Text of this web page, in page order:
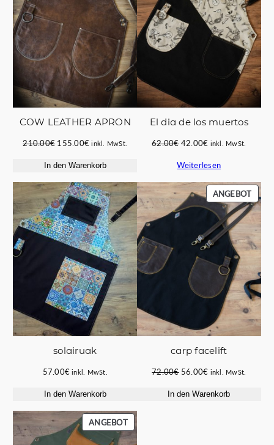
COW LEATHER APRON
210.00€ Ursprünglicher
war:
155.00€Aktueller
ist:
inkl. MwSt.
In den Warenkorb
El dia de los muertos
62.00€ Ursprünglicher
war:
42.00€Aktueller
ist:
inkl. MwSt.
Weiterlesen
solairuak
57.00€ inkl. MwSt.
In den Warenkorb
ANGEBOT
IM
carp facelift
72.00€ Ursprünglicher
war:
56.00€Aktueller
ist:
inkl. MwSt.
In den Warenkorb
ANGEBOTPRODUKT
IM